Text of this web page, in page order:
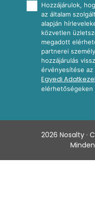
Hozzájárulok,
az általam
alapján
közvetlen
megadott
partnerei
hozzájárulás
érvényesítése az
Egyedi
elérhetőségeken
2026 Nosalty ·